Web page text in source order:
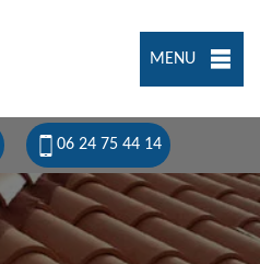
MENU
06 24 75 44 14